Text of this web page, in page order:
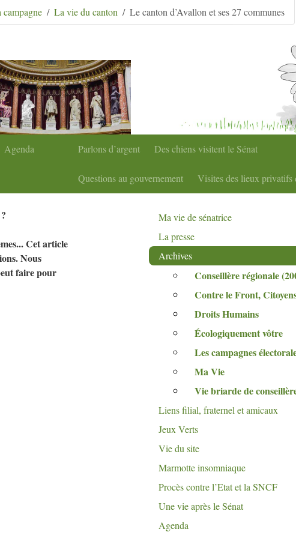
Agenda Parlons d’argent Des chiens visitent le Sénat
Questions au gouvernement Visites des lieux privatifs
La vie du canton Le canton d’Avallon et ses 27 communes
?
Cet article
Nous
faire pour
Ma vie de sénatrice
La presse
Archives
Conseillère régionale
Contre le Front,
Droits Humains
Écologiquement vôtre
Les campagnes
Ma Vie
Vie briarde de
Liens filial, fraternel et amicaux
Jeux Verts
Vie du site
Marmotte insomniaque
Procès contre l’Etat et la SNCF
Une vie après le Sénat
Agenda